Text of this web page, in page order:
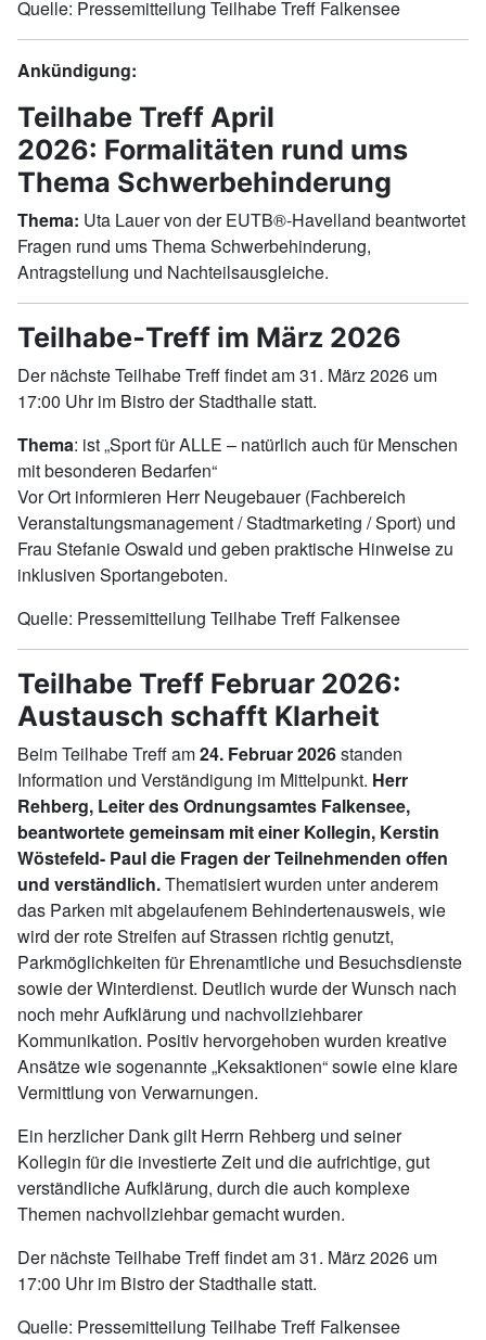
Quelle: Pressemitteilung Teilhabe Treff Falkensee
Ankündigung:
Teilhabe Treff April
2026: Formalitäten rund ums
Thema Schwerbehinderung
Thema: Uta Lauer von der EUTB®-Havelland beantwortet
Fragen rund ums Thema Schwerbehinderung,
Antragstellung und Nachteilsausgleiche.
Teilhabe‑Treff im März 2026
Der nächste Teilhabe Treff findet am 31. März 2026 um
17:00 Uhr im Bistro der Stadthalle statt.
Thema: ist „Sport für ALLE – natürlich auch für Menschen
mit besonderen Bedarfen“
Vor Ort informieren Herr Neugebauer (Fachbereich
Veranstaltungsmanagement / Stadtmarketing / Sport) und
Frau Stefanie Oswald und geben praktische Hinweise zu
inklusiven Sportangeboten.
Quelle: Pressemitteilung Teilhabe Treff Falkensee
Teilhabe Treff Februar 2026:
Austausch schafft Klarheit
Beim Teilhabe Treff am24. Februar 2026standen
Information und Verständigung im Mittelpunkt. Herr
Rehberg, Leiter des Ordnungsamtes Falkensee,
beantwortete gemeinsam mit einer Kollegin, Kerstin
Wöstefeld- Paul die Fragen der Teilnehmenden offen
und verständlich.Thematisiert wurden unter anderem
das Parken mit abgelaufenem Behindertenausweis, wie
wird der rote Streifen auf Strassen richtig genutzt,
Parkmöglichkeiten für Ehrenamtliche und Besuchsdienste
sowie der Winterdienst. Deutlich wurde der Wunsch nach
noch mehr Aufklärung und nachvollziehbarer
Kommunikation. Positiv hervorgehoben wurden kreative
Ansätze wie sogenannte „Keksaktionen“ sowie eine klare
Vermittlung von Verwarnungen.
Ein herzlicher Dank gilt Herrn Rehberg und seiner
Kollegin für die investierte Zeit und die aufrichtige, gut
verständliche Aufklärung, durch die auch komplexe
Themen nachvollziehbar gemacht wurden.
Der nächste Teilhabe Treff findet am 31. März 2026 um
17:00 Uhr im Bistro der Stadthalle statt.
Quelle: Pressemitteilung Teilhabe Treff Falkensee